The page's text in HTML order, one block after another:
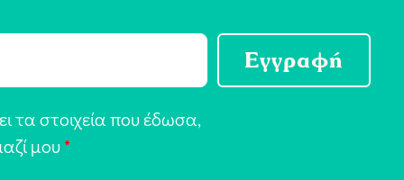
τα στοιχεία που έδωσα,
μου *
Εγγραφή